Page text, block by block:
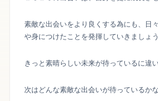
素敵な出会いをより良くする為にも、日
や身につけたことを発揮していきましょう
きっと素晴らしい未来が待っているに違
次はどんな素敵な出会いが待っているか